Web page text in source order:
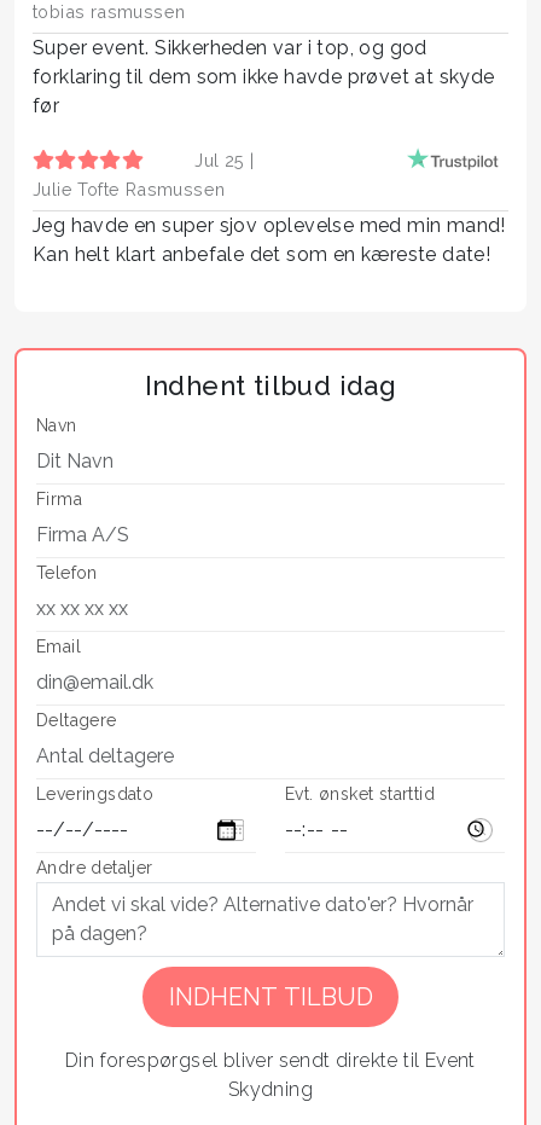
tobias rasmussen
Super event. Sikkerheden var i top, og god
forklaring til dem som ikke havde prøvet at skyde
før
Jul 25 |
Julie Tofte Rasmussen
Jeg havde en super sjov oplevelse med min mand!
Kan helt klart anbefale det som en kæreste date!
Indhent tilbud idag
Navn
Firma
Telefon
Email
Deltagere
Leveringsdato Evt. ønsket starttid
Andre detaljer
Din forespørgsel bliver sendt direkte til Event
Skydning